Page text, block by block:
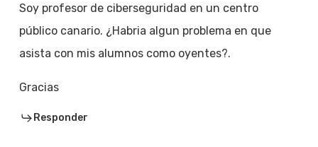
Soy profesor de ciberseguridad en un centro
público canario. ¿Habria algun problema en que
asista con mis alumnos como oyentes?.
Gracias
Responder